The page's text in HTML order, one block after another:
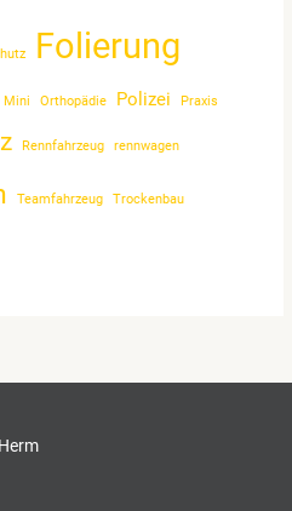
Folierung
Mini Orthopädie Polizei Praxis
Rennfahrzeug rennwagen
Teamfahrzeug Trockenbau